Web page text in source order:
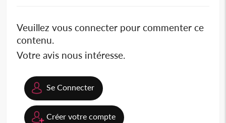
Veuillez vous connecter pour commenter ce
contenu.
Votre avis nous intéresse.
Se Connecter
Créer votre compte